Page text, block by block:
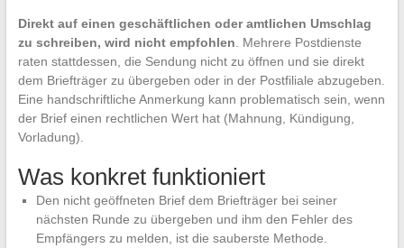
Direkt auf einen geschäftlichen oder amtlichen Umschlag
zu schreiben, wird nicht empfohlen . Mehrere Postdienste
raten stattdessen, die Sendung nicht zu öffnen und sie direkt
dem Briefträger zu übergeben oder in der Postfiliale abzugeben.
Eine handschriftliche Anmerkung kann problematisch sein, wenn
der Brief einen rechtlichen Wert hat (Mahnung, Kündigung,
Vorladung).
Was konkret funktioniert
Den nicht geöffneten Brief dem Briefträger bei seiner
nächsten Runde zu übergeben und ihm den Fehler des
Empfängers zu melden, ist die sauberste Methode.